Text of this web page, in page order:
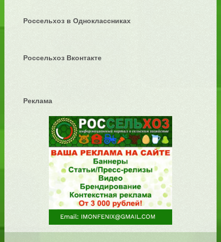
Россельхоз в Одноклассниках
Россельхоз Вконтакте
Реклама